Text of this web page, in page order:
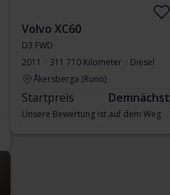
Volvo XC60
D3 FWD
2011
311 710 Kilometer
Diesel
Åkersberga (Runö)
Startpreis Demnächst
Unsere Bewertung ist auf dem Weg